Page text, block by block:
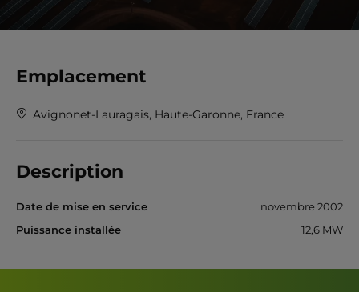
Emplacement
Avignonet-Lauragais, Haute-Garonne, France
Description
Date de mise en service
novembre 2002
Puissance installée
12,6 MW